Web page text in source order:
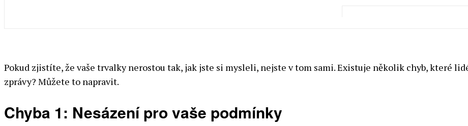
Pokud zjistíte, že vaše trvalky nerostou tak, jak jste si mysleli, nejste v tom sami. Existuje několik chyb, které
zprávy? Můžete to napravit.
Chyba 1: Nesázení pro vaše podmínky